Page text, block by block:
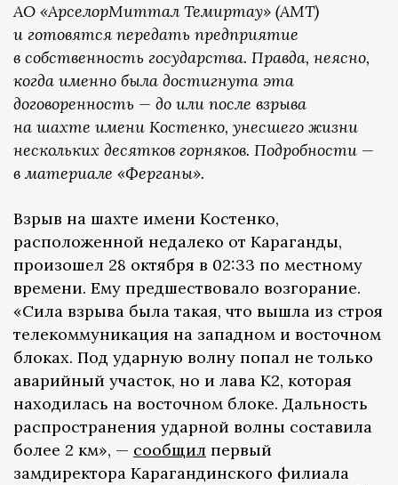
АО «АрселорМиттал Темиртау» (АМТ)
и готовятся передать предприятие
в собственность государства. Правда, неясно,
когда именно была достигнута эта
договоренность — до или после взрыва
на шахте имени Костенко, унесшего жизни
нескольких десятков горняков. Подробности —
в материале «Ферганы».
Взрыв на шахте имени Костенко,
расположенной недалеко от Караганды,
произошел 28 октября в 02:33 по местному
времени. Ему предшествовало возгорание.
«Сила взрыва была такая, что вышла из строя
телекоммуникация на западном и восточном
блоках. Под ударную волну попал не только
аварийный участок, но и лава К2, которая
находилась на восточном блоке. Дальность
распространения ударной волны составила
более 2 км», — сообщил первый
замдиректора Карагандинского филиала